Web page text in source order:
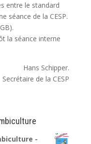
entre le standard
séance de la CESP.
la séance interne
Hans Schipper.
Secrétaire de la CESP
-